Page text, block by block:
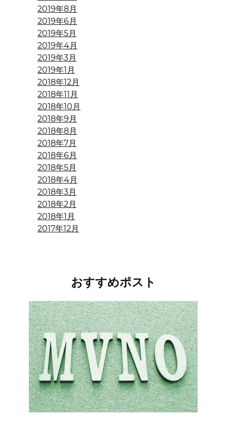
2019年8月
2019年6月
2019年5月
2019年4月
2019年3月
2019年1月
2018年12月
2018年11月
2018年10月
2018年9月
2018年8月
2018年7月
2018年6月
2018年5月
2018年4月
2018年3月
2018年2月
2018年1月
2017年12月
おすすめポスト